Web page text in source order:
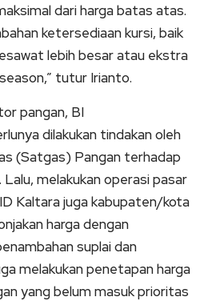
dari harga batas atas.
ketersediaan kursi, baik
lebih besar atau ekstra
tutur Irianto.
pangan, BI
dilakukan tindakan oleh
(Satgas) Pangan terhadap
Lalu, melakukan operasi pasar
Kaltara juga kabupaten/kota
harga dengan
suplai dan
melakukan penetapan harga
yang belum masuk prioritas